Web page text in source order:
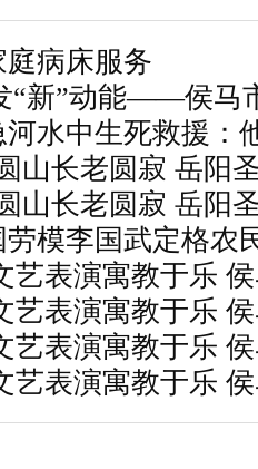
日”专项服务活动
病床服务
“新”动能——侯马
马市新的社会阶层
河水中生死救援：
夺回
山长老圆寂 岳阳
山长老圆寂 岳阳
模李国武定格农
艺表演寓教于乐
进条例”宣传周
艺表演寓教于乐
进条例”宣传周
艺表演寓教于乐
进条例”宣传周
艺表演寓教于乐
进条例”宣传周